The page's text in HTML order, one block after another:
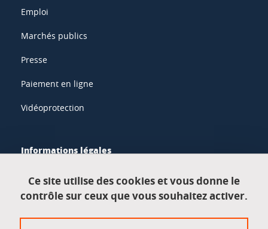
Emploi
Marchés publics
Presse
Paiement en ligne
Vidéoprotection
Informations légales
Données personnelles
Crédits
Ce site utilise des cookies et vous donne le
contrôle sur ceux que vous souhaitez activer.